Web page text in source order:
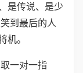
是传说、是少
到最后的人
机。
一对一指